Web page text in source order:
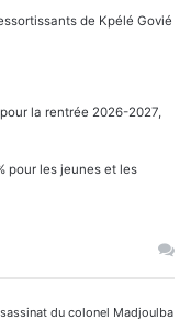
de Kpélé Govié
la rentrée 2026-2027,
pour les jeunes et les
du colonel Madjoulba